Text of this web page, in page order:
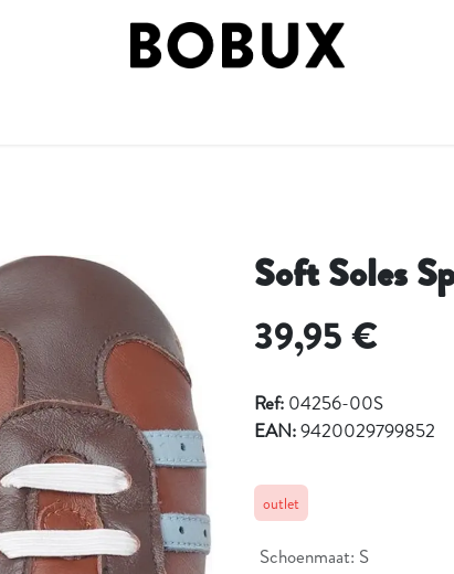
Soft Soles
39,95€
Ref: 04256-00S
EAN:9420029799852
outlet
Schoenmaat: S